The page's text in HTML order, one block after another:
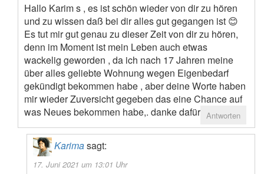
Hallo Karim s , es ist schön wieder von dir zu hören
und zu wissen daß bei dir alles gut gegangen ist 😊
Es tut mir gut genau zu dieser Zeit von dir zu hören,
denn im Moment ist mein Leben auch etwas
wackelig geworden , da ich nach 17 Jahren meine
über alles geliebte Wohnung wegen Eigenbedarf
gekündigt bekommen habe , aber deine Worte haben
mir wieder Zuversicht gegeben das eine Chance auf
was Neues bekommen habe,. danke dafür Antworten
Karimasagt:
17. Juni 2021 um 13:01 Uhr